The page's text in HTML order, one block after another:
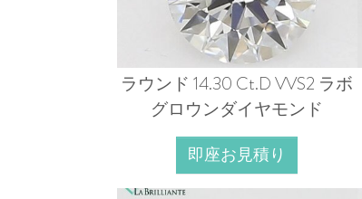
ラウンド 14.30 Ct.D VVS2 ラボ
グロウンダイヤモンド
即座お見積り